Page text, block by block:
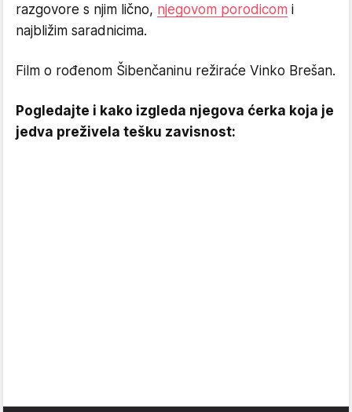
razgovore s njim lično, njegovom porodicom i
najbližim saradnicima.
Film o rođenom Šibenčaninu režiraće Vinko Brešan.
Pogledajte i kako izgleda njegova ćerka koja je
jedva preživela tešku zavisnost: